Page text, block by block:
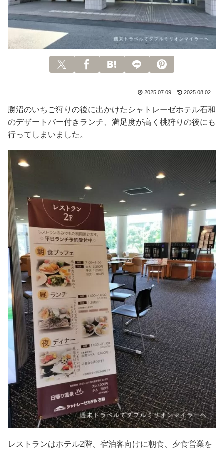
2025.07.09 2025.08.02
勝沼のいちご狩りの後に出かけたシャトレーゼホテル石和
のデザートバー付きランチ、満足度が高く桃狩りの後にも
行ってしまいました。
レストランはホテル2階、宿泊客向けに朝食、夕食営業を